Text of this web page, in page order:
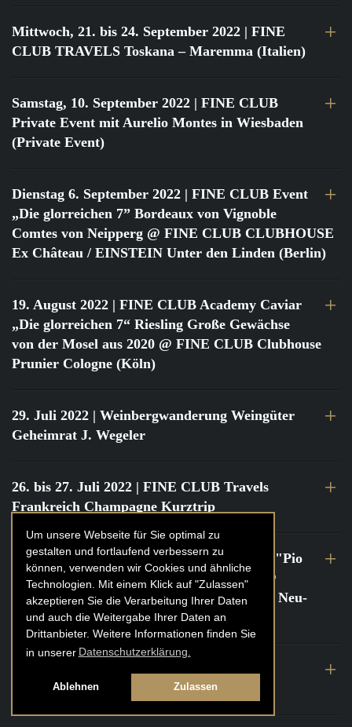
Um unsere Webseite für Sie optimal zu
gestalten und fortlaufend verbessern zu
können, verwenden wir Cookies und ähnliche
Technologien. Mit einem Klick auf "Zulassen"
akzeptieren Sie die Verarbeitung Ihrer Daten
und auch die Weitergabe Ihrer Daten an
Drittanbieter. Weitere Informationen finden Sie
in unserer Datenschutzerklärung.
Ablehnen Zulassen
Mittwoch, 21. bis 24. September 2022 | FINE
CLUB TRAVELS Toskana – Maremma (Italien)
Samstag, 10. September 2022 | FINE CLUB
Private Event mit Aurelio Montes in Wiesbaden
(Private Event)
Dienstag 6. September 2022 | FINE CLUB Event
„Die glorreichen 7” Bordeaux von Vignoble
Comtes von Neipperg @ FINE CLUB CLUBHOUSE
Ex Château / EINSTEIN Unter den Linden (Berlin)
19. August 2022 | FINE CLUB Academy Caviar
„Die glorreichen 7“ Riesling Große Gewächse
von der Mosel aus 2020 @ FINE CLUB Clubhouse
Prunier Cologne (Köln)
29. Juli 2022 | Weinbergwanderung Weingüter
Geheimrat J. Wegeler
26. bis 27. Juli 2022 | FINE CLUB Travels
Frankreich Champagne Kurztrip
22. Juli 2022 | FINE CLUB Private Dinner "Pio
Cesare" mit Tochter Frederica Pio Boffa @
FINE CLUB Clubhouse Alter Haferkasten, Neu-
Isenburg
Frankreich Burgund Kurztrip